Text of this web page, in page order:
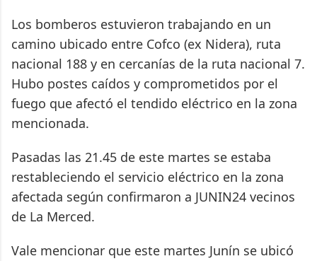
Los bomberos estuvieron trabajando en un
camino ubicado entre Cofco (ex Nidera), ruta
nacional 188 y en cercanías de la ruta nacional 7.
Hubo postes caídos y comprometidos por el
fuego que afectó el tendido eléctrico en la zona
mencionada.
Pasadas las 21.45 de este martes se estaba
restableciendo el servicio eléctrico en la zona
afectada según confirmaron a JUNIN24 vecinos
de La Merced.
Vale mencionar que este martes Junín se ubicó